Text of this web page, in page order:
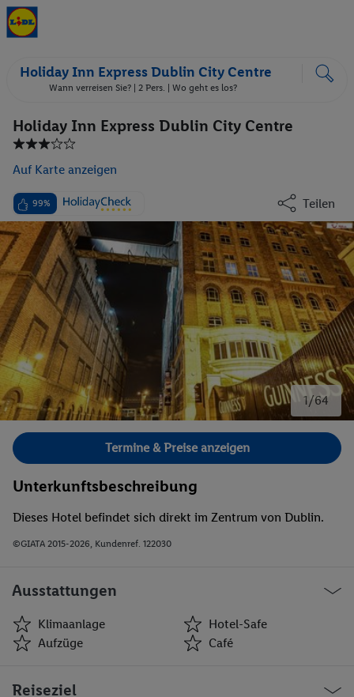
Holiday Inn Express Dublin City Centre
Wann verreisen Sie? | 2 Pers. | Wo geht es los?
Holiday Inn Express Dublin City Centre
Auf Karte anzeigen
99% Teilen
1/64
Bild 1 von 64.
Termine & Preise anzeigen
Unterkunftsbeschreibung
Dieses Hotel befindet sich direkt im Zentrum von Dublin.
©GIATA 2015-2026, Kundenref. 122030
Ausstattungen
Klimaanlage
Hotel-Safe
Aufzüge
Café
Aufzüge
Reiseziel